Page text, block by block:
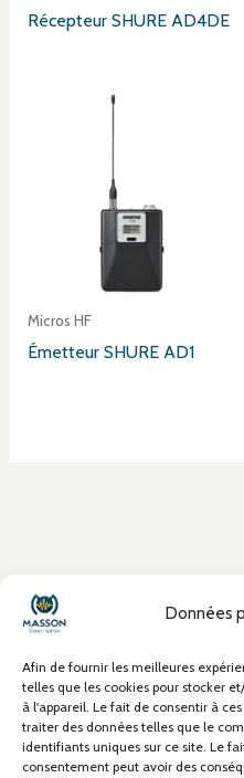
Données
Afin de fournir les meilleures
telles que les cookies pour stocker
à l'appareil. Le fait de consentir à
traiter des données telles que le
identifiants uniques sur ce site. Le
consentement peut avoir des
Récepteur SHURE AD4DE
Micros HF
Émetteur SHURE AD1
Politique de
Politique